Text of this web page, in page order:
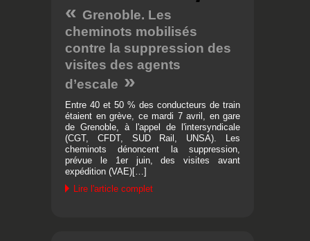
Grenoble. Les
cheminots mobilisés
contre la suppression des
visites des agents
d’escale
Entre 40 et 50 % des conducteurs de train
étaient en grève, ce mardi 7 avril, en gare
de Grenoble, à l'appel de l'intersyndicale
(CGT, CFDT, SUD Rail, UNSA). Les
cheminots dénoncent la suppression,
prévue le 1er juin, des visites avant
expédition (VAE)[…]
Lire l'article complet